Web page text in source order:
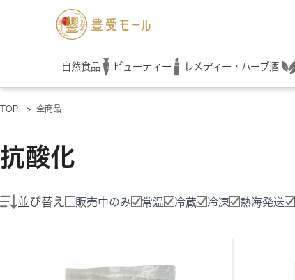
自然食品 ビューティー レメディー・ハーブ酒
TOP > 全商品
抗酸化
並び替え 販売中のみ 常温 冷蔵 冷凍 熱海発送